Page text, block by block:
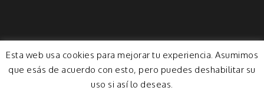
Esta web usa cookies para mejorar tu experiencia. Asumimos
que esás de acuerdo con esto, pero puedes deshabilitar su
uso si así lo deseas.